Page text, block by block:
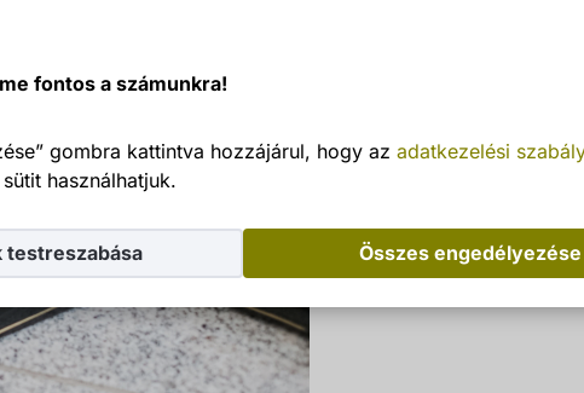
fontos a számunkra!
gombra kattintva hozzájárul, hogy az adatkezelési
használhatjuk.
Összes engedélyezése
testreszabása